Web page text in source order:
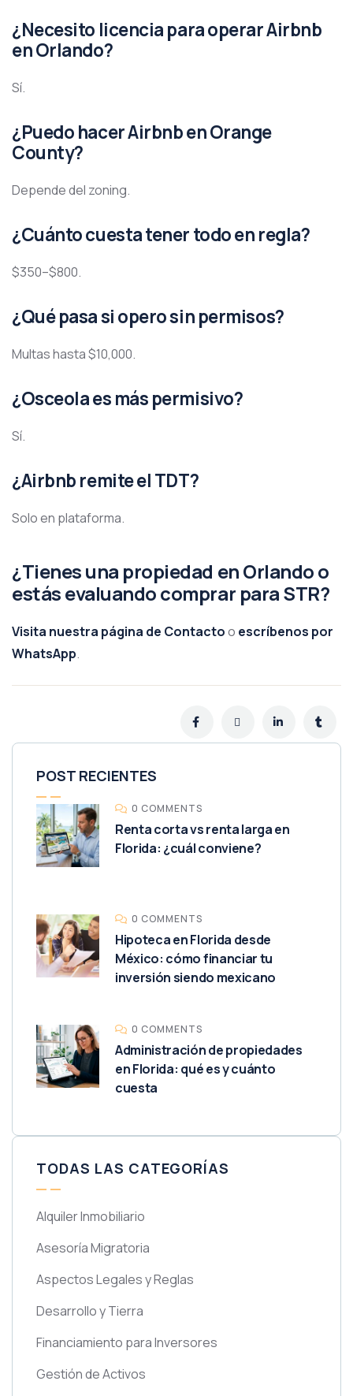
¿Necesito licencia para operar Airbnb
en Orlando?
Sí.
¿Puedo hacer Airbnb en Orange
County?
Depende del zoning.
¿Cuánto cuesta tener todo en regla?
$350–$800.
¿Qué pasa si opero sin permisos?
Multas hasta $10,000.
¿Osceola es más permisivo?
Sí.
¿Airbnb remite el TDT?
Solo en plataforma.
¿Tienes una propiedad en Orlando o
estás evaluando comprar para STR?
Visita nuestra página de Contactoo escríbenos por
WhatsApp.
POST RECIENTES
0 COMMENTS
Renta corta vs renta larga en
Florida: ¿cuál conviene?
0 COMMENTS
Hipoteca en Florida desde
México: cómo financiar tu
inversión siendo mexicano
0 COMMENTS
Administración de propiedades
en Florida: qué es y cuánto
cuesta
TODAS LAS CATEGORÍAS
Alquiler Inmobiliario
Asesoría Migratoria
Aspectos Legales y Reglas
Desarrollo y Tierra
Financiamiento para Inversores
Gestión de Activos